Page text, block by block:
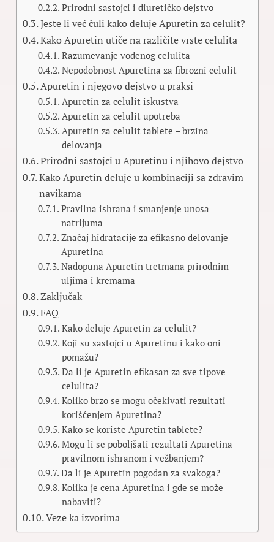
Prirodni sastojci i diuretičko dejstvo
Jeste li već čuli kako deluje Apuretin za celulit?
Kako Apuretin utiče na različite vrste celulita
Razumevanje vodenog celulita
Nepodobnost Apuretina za fibrozni celulit
Apuretin i njegovo dejstvo u praksi
Apuretin za celulit iskustva
Apuretin za celulit upotreba
Apuretin za celulit tablete – brzina
delovanja
Prirodni sastojci u Apuretinu i njihovo dejstvo
Kako Apuretin deluje u kombinaciji sa zdravim
navikama
Pravilna ishrana i smanjenje unosa
natrijuma
Značaj hidratacije za efikasno delovanje
Apuretina
Nadopuna Apuretin tretmana prirodnim
uljima i kremama
Zaključak
FAQ
Kako deluje Apuretin za celulit?
Koji su sastojci u Apuretinu i kako oni
pomažu?
Da li je Apuretin efikasan za sve tipove
celulita?
Koliko brzo se mogu očekivati rezultati
korišćenjem Apuretina?
Kako se koriste Apuretin tablete?
Mogu li se poboljšati rezultati Apuretina
pravilnom ishranom i vežbanjem?
Da li je Apuretin pogodan za svakoga?
Kolika je cena Apuretina i gde se može
nabaviti?
Veze ka izvorima